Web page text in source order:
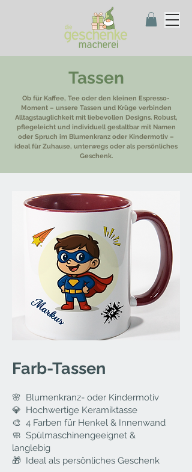
Tassen
Ob für Kaffee, Tee oder den kleinen Espresso-
Moment – unsere Tassen und Krüge verbinden
Alltagstauglichkeit mit liebevollen Designs. Robust,
pflegeleicht und individuell gestaltbar mit Namen
oder Spruch im Blumenkranz oder Kindermotiv –
ideal für Zuhause, unterwegs oder als persönliches
Geschenk.
Farb-Tassen
🌸 Blumenkranz- oder Kindermotiv
💎 Hochwertige Keramiktasse
🎨 4 Farben für Henkel & Innenwand
🧼 Spülmaschinengeeignet &
langlebig
🎁 Ideal als persönliches Geschenk